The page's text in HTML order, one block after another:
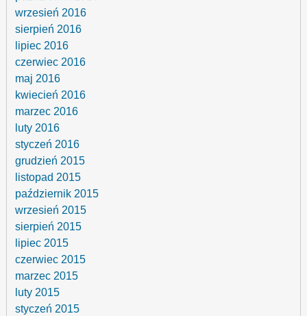
wrzesień 2016
sierpień 2016
lipiec 2016
czerwiec 2016
maj 2016
kwiecień 2016
marzec 2016
luty 2016
styczeń 2016
grudzień 2015
listopad 2015
październik 2015
wrzesień 2015
sierpień 2015
lipiec 2015
czerwiec 2015
marzec 2015
luty 2015
styczeń 2015